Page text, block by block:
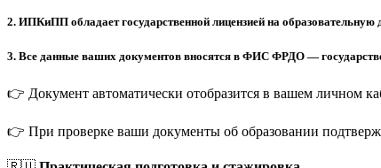
2. ИПКиПП обладает государственной лицензией на
3. Все данные ваших документов вносятся в ФИС ФРДО —
👉 Документ автоматически отобразится в вашем личном
👉 При проверке ваши документы об образовании